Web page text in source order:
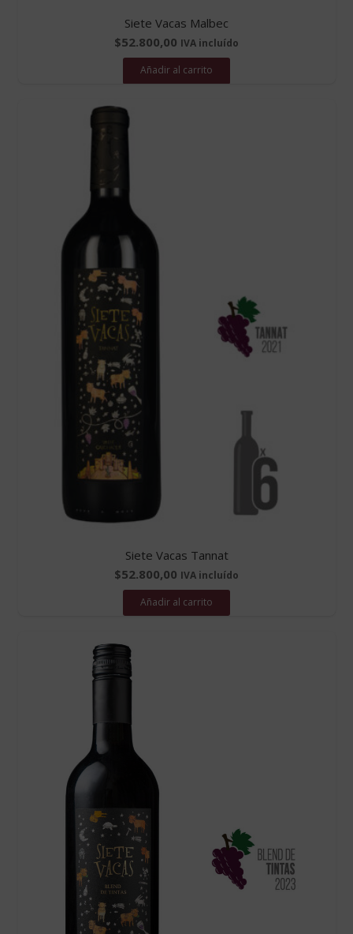
Siete Vacas Malbec
$52.800,00 IVA incluído
Añadir al carrito
Siete Vacas Tannat
$52.800,00 IVA incluído
Añadir al carrito